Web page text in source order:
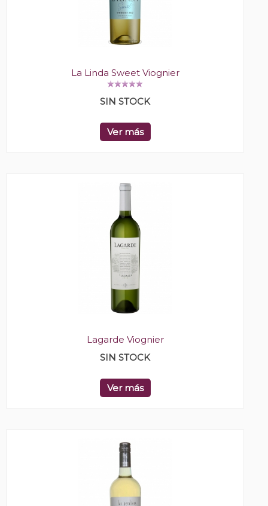
La Linda Sweet Viognier
SIN STOCK
Ver más
Lagarde Viognier
SIN STOCK
Ver más